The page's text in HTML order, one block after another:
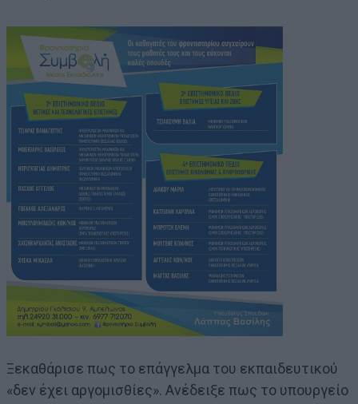
Ξεκαθάρισε πως το επάγγελμα του εκπαιδευτικού
«δεν έχει αργομισθίες». Ανέδειξε πως το υπουργείο